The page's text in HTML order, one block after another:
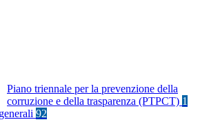
Piano triennale per la prevenzione della
corruzione e della trasparenza (PTPCT) 1
92